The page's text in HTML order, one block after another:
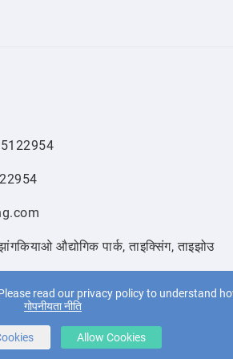
read our privacy policy to understand
गोपनीयता नीति
Allow Cookies
औद्योगिक पार्क, ताइक्सिंग, ताइझोउ